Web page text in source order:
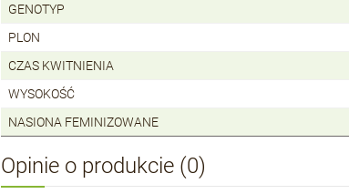
GENOTYP
PLON
CZAS KWITNIENIA
WYSOKOŚĆ
NASIONA FEMINIZOWANE
Opinie o produkcie (0)